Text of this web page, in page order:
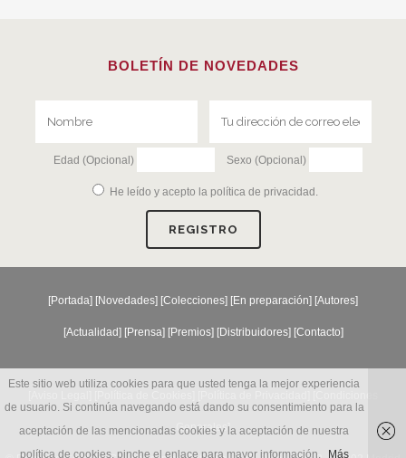
BOLETÍN DE NOVEDADES
Edad (Opcional) Sexo (Opcional)
He leído y acepto la política de privacidad .
[Portada] [Novedades] [Colecciones] [En preparación] [Autores]
[Actualidad] [Prensa] [Premios] [Distribuidores] [Contacto]
Generales ]
Este sitio web utiliza cookies para que usted tenga la mejor experiencia
de usuario. Si continúa navegando está dando su consentimiento para la
aceptación de las mencionadas cookies y la aceptación de nuestra
política de cookies, pinche el enlace para mayor información.
Más